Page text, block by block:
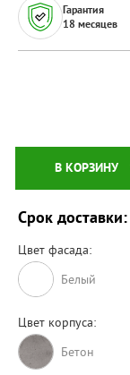
Гарантия
18 месяцев
В КОРЗИНУ
Срок
Цвет фасада:
Белый
Цвет корпуса:
Бетон